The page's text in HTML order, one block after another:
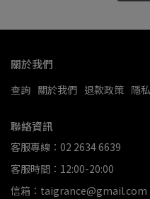
關於我們
查詢 關於我們 退款政策 隱
聯絡資訊
客服專線：02 2634 6639
客服時間：12:00-20:00
信箱：taigrance@gmail.com